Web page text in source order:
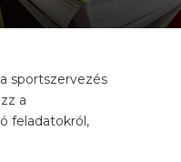
sportszervezés
a
feladatokról,